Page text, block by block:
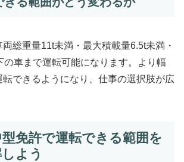
総重量11t未満・最大積載量6.5t未満・
の車まで運転可能になります。より幅
転できるようになり、仕事の選択肢が広
免許で運転できる範囲を
よう